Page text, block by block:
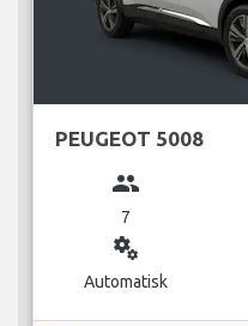
PEUGEOT 5008
group
7
miscellaneous_services
Automatisk